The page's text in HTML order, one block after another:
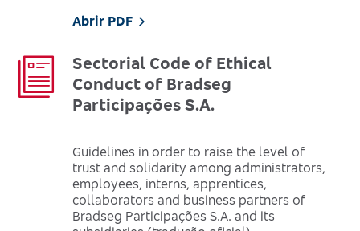
Abrir PDF
Sectorial Code of Ethical
Conduct of Bradseg
Participações S.A.
Guidelines in order to raise the level of
trust and solidarity among administrators,
employees, interns, apprentices,
collaborators and business partners of
Bradseg Participações S.A. and its